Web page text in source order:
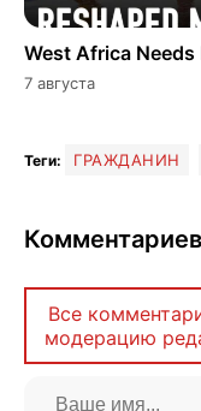
West Africa
7 августа
Теги: ГРАЖДАНИН
Все
модерацию